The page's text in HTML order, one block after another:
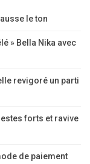
le ton
» Bella Nika avec
revigoré un parti
forts et ravive
de paiement